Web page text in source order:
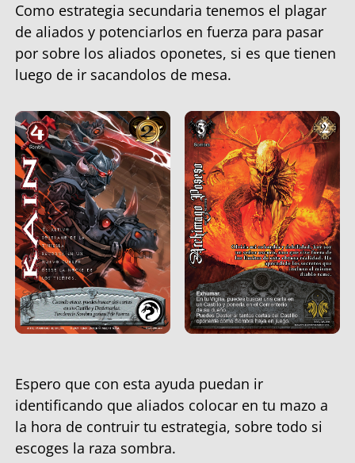
Como estrategia secundaria tenemos el plagar
de aliados y potenciarlos en fuerza para pasar
por sobre los aliados oponetes, si es que tienen
luego de ir sacandolos de mesa.
Espero que con esta ayuda puedan ir
identificando que aliados colocar en tu mazo a
la hora de contruir tu estrategia, sobre todo si
escoges la raza sombra.